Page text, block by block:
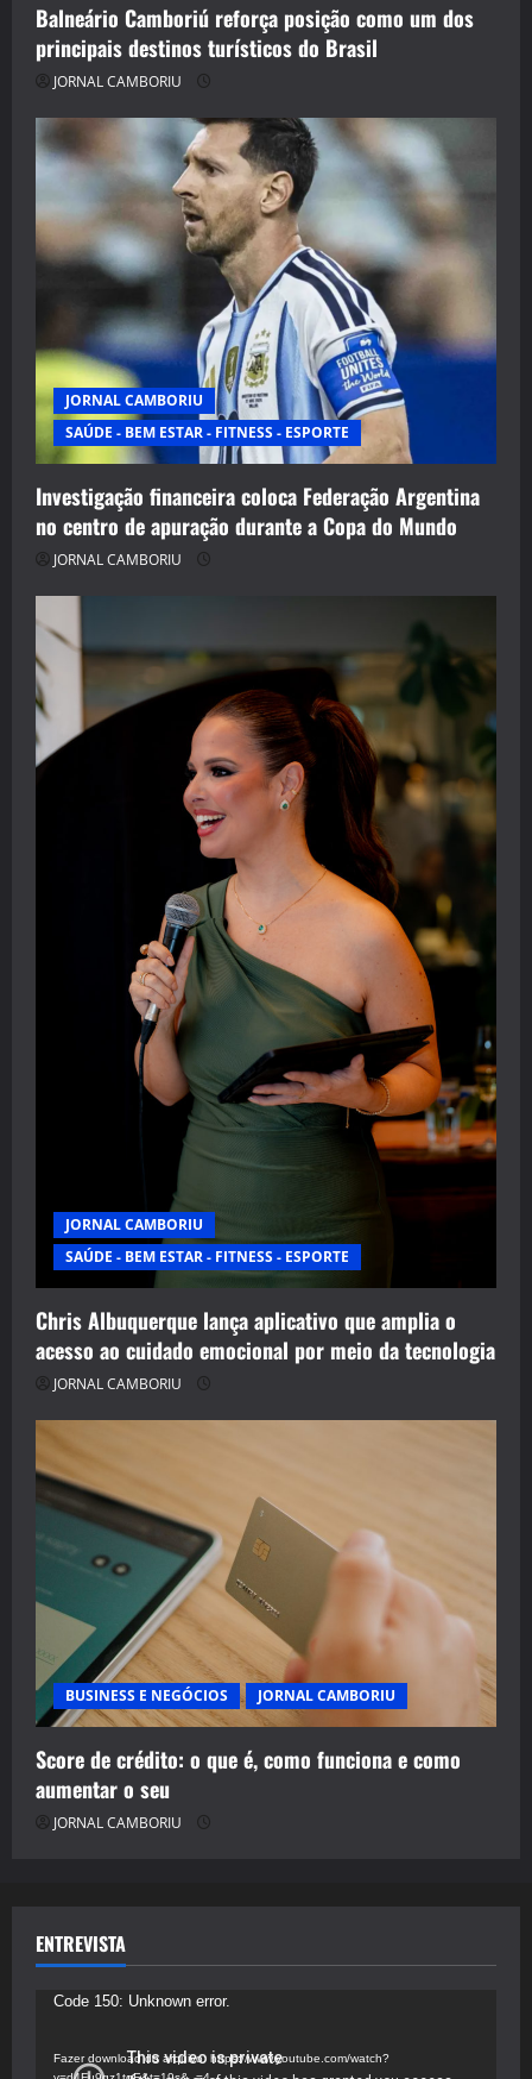
Balneário Camboriú reforça posição como um dos
principais destinos turísticos do Brasil
JORNAL CAMBORIU
JORNAL CAMBORIU
SAÚDE - BEM ESTAR - FITNESS - ESPORTE
Investigação financeira coloca Federação Argentina
no centro de apuração durante a Copa do Mundo
JORNAL CAMBORIU
JORNAL CAMBORIU
SAÚDE - BEM ESTAR - FITNESS - ESPORTE
Chris Albuquerque lança aplicativo que amplia o
acesso ao cuidado emocional por meio da tecnologia
JORNAL CAMBORIU
BUSINESS E NEGÓCIOS JORNAL CAMBORIU
Score de crédito: o que é, como funciona e como
aumentar o seu
JORNAL CAMBORIU
ENTREVISTA
Tocador
vídeo
Code 150: Unknown error.
Fazer download do arquivo: https://www.youtube.com/watch?